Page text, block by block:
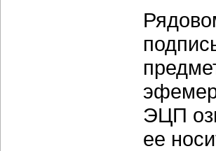
ЭЦП
ее